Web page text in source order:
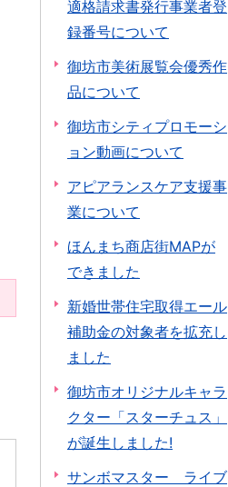
適格請求書発行事業者登
録番号について
御坊市美術展覧会優秀作
品について
御坊市シティプロモーシ
ョン動画について
アピアランスケア支援事
業について
ほんまち商店街MAPが
できました
新婚世帯住宅取得エール
補助金の対象者を拡充し
ました
御坊市オリジナルキャラ
クター「スターチュス」
が誕生しました!
サンボマスター ライブ